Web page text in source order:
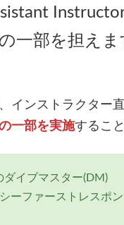
一部を担えま
インストラクター
一部を実施するこ
ダイブマスター(DM)
ーファーストレスポ